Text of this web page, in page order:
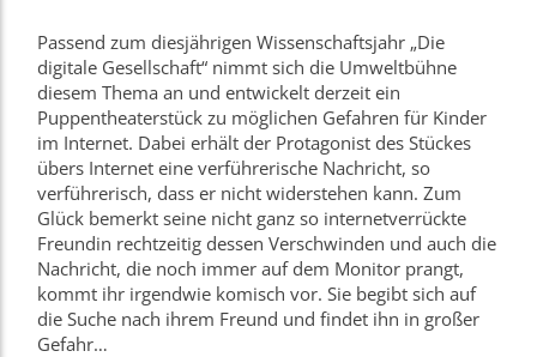
Passend zum diesjährigen Wissenschaftsjahr „Die
digitale Gesellschaft“ nimmt sich die Umweltbühne
diesem Thema an und entwickelt derzeit ein
Puppentheaterstück zu möglichen Gefahren für Kinder
im Internet. Dabei erhält der Protagonist des Stückes
übers Internet eine verführerische Nachricht, so
verführerisch, dass er nicht widerstehen kann. Zum
Glück bemerkt seine nicht ganz so internetverrückte
Freundin rechtzeitig dessen Verschwinden und auch die
Nachricht, die noch immer auf dem Monitor prangt,
kommt ihr irgendwie komisch vor. Sie begibt sich auf
die Suche nach ihrem Freund und findet ihn in großer
Gefahr…